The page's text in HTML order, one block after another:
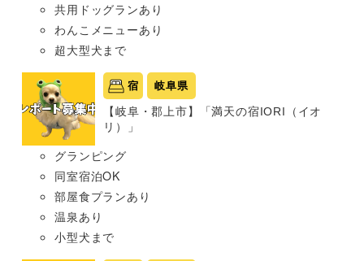
共用ドッグランあり
わんこメニューあり
超大型犬まで
宿 岐阜県
【岐阜・郡上市】「満天の宿IORI（イオ
リ）」
グランピング
同室宿泊OK
部屋食プランあり
温泉あり
小型犬まで